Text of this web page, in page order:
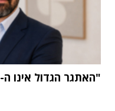
"האתגר הגדול אינו ה-AI אלא הטמעתה בארגון"